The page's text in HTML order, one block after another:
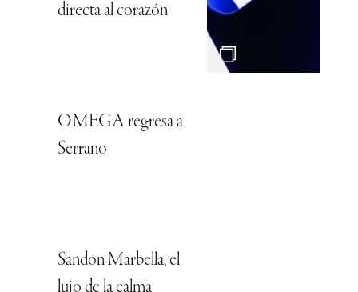
directa al corazón
OMEGA regresa a
Serrano
Sandon Marbella, el
lujo de la calma